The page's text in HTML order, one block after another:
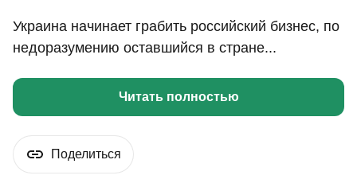
Украина начинает грабить российский бизнес, по
недоразумению оставшийся в стране...
Читать полностью
Поделиться